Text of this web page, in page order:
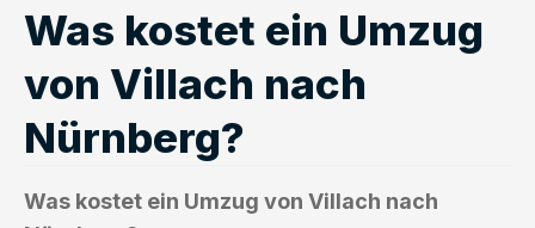
Was kostet ein Umzug
von Villach nach
Nürnberg?
Was kostet ein Umzug von Villach nach